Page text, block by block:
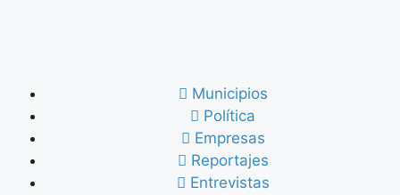
Municipios
Política
Empresas
Reportajes
Entrevistas